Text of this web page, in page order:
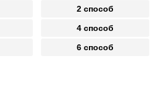
2 способ
4 способ
6 способ